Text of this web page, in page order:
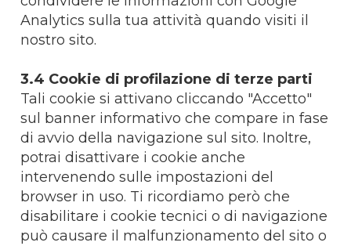
Analytics sulla tua attività quando visiti il
nostro sito.
3.4 Cookie di profilazione di terze parti
Tali cookie si attivano cliccando "Accetto"
sul banner informativo che compare in fase
di avvio della navigazione sul sito. Inoltre,
potrai disattivare i cookie anche
intervenendo sulle impostazioni del
browser in uso. Ti ricordiamo però che
disabilitare i cookie tecnici o di navigazione
può causare il malfunzionamento del sito o